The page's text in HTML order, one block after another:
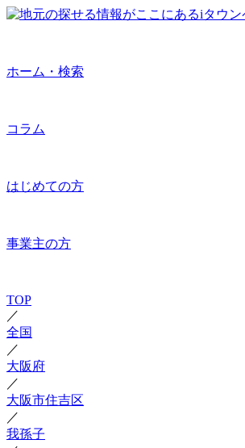
ホーム・検索
コラム
はじめての方
事業主の方
TOP
／
全国
／
大阪府
／
大阪市住吉区
／
我孫子